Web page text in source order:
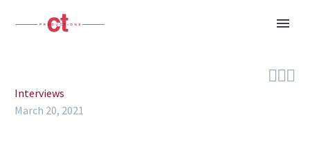

Interviews
March 20, 2021